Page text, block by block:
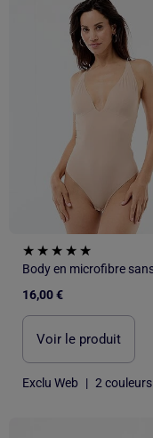
16,00 €
Voir le produit
Exclu Web | 2 couleurs